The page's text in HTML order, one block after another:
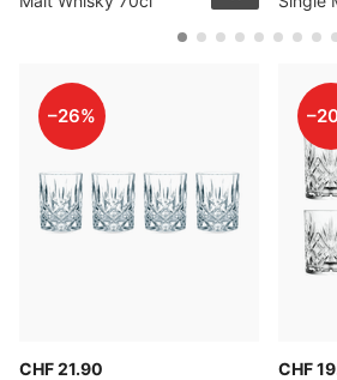
–26%
CHF 21.90
CHF